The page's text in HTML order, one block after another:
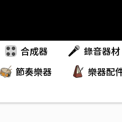
合成器 錄音器材
節奏樂器 樂器配